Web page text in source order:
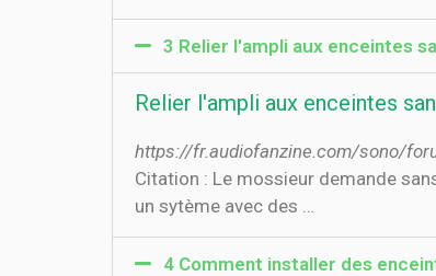
3 Relier l'ampli aux enceintes
Relier l'ampli aux enceintes
https://fr.audiofanzine.com/sono/
Citation : Le mossieur demande
un sytème avec des …
4 Comment installer des